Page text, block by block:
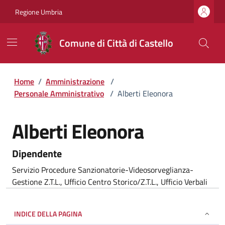
Regione Umbria
Comune di Città di Castello
Home / Amministrazione /
Personale Amministrativo / Alberti Eleonora
Alberti Eleonora
Dipendente
Servizio Procedure Sanzionatorie-Videosorveglianza-
Gestione Z.T.L., Ufficio Centro Storico/Z.T.L., Ufficio Verbali
INDICE DELLA PAGINA